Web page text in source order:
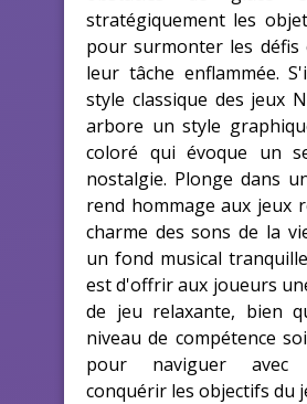
stratégiquement les
pour surmonter les défis
leur tâche enflammée.
style classique des jeux
arbore un style
coloré qui évoque un
nostalgie. Plonge dans
rend hommage aux jeux
charme des sons de la
un fond musical
est d'offrir aux joueurs
de jeu relaxante, bien
niveau de compétence
pour naviguer avec
conquérir les objectifs du